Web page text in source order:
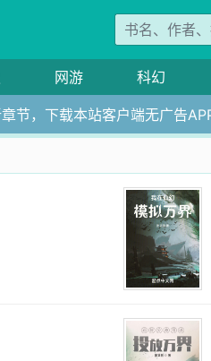
网游 科幻
节，下载本站客户端无广告